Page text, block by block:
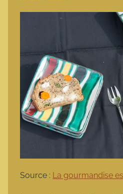
Source : La gourmandise